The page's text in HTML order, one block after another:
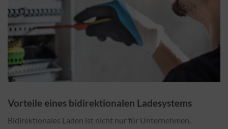
Vorteile eines bidirektionalen Ladesystems
Bidirektionales Laden ist nicht nur für Unternehmen,